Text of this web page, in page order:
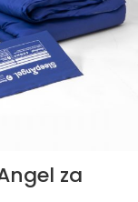
za